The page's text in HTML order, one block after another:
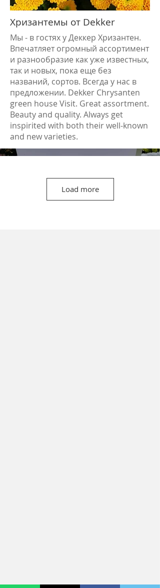
Хризантемы от Dekker
Мы - в гостях у Деккер Хризантен.
Впечатляет огромный ассортимент
и разнообразие как уже известных,
так и новых, пока еще без
названий, сортов. Всегда у нас в
предложении. Dekker Chrysanten
green house Visit. Great assortment.
Beauty and quality. Always get
inspirited with both their well-known
and new varieties.
Load more